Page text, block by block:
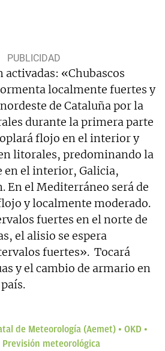
activadas: «Chubascos
localmente fuertes y
de Cataluña por la
durante la primera parte
flojo en el interior y
litorales, predominando la
en el interior, Galicia,
En el Mediterráneo será de
y localmente moderado.
fuertes en el norte de
el alisio se espera
fuertes». Tocará
y el cambio de armario en
de Meteorología (Aemet)
OKD
Previsión meteorológica